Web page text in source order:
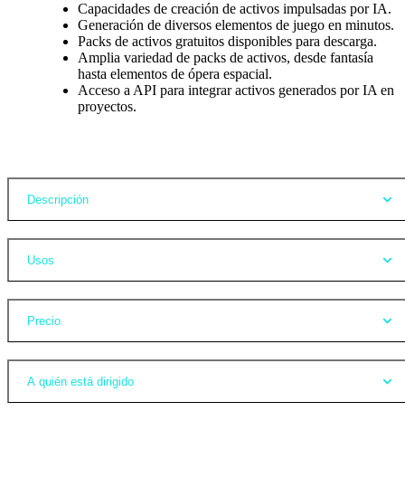
Capacidades de creación de activos impulsadas por IA.
Generación de diversos elementos de juego en minutos.
Packs de activos gratuitos disponibles para descarga.
Amplia variedad de packs de activos, desde fantasía
hasta elementos de ópera espacial.
Acceso a API para integrar activos generados por IA en
proyectos.
Descripción
Usos
Precio
A quién está dirigido